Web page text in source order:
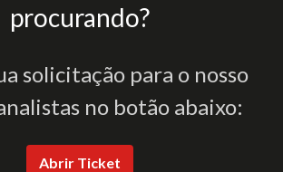
procurando?
solicitação para o nosso
no botão abaixo:
Abrir Ticket